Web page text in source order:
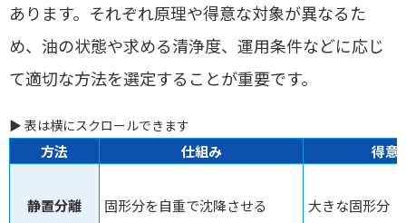
あります。それぞれ原理や得意な対象が異なるた
め、油の状態や求める清浄度、運用条件などに応じ
て適切な方法を選定することが重要です。
▶ 表は横にスクロールできます
方法 仕組み 得意
静置分離 固形分を自重で沈降させる 大きな固形分